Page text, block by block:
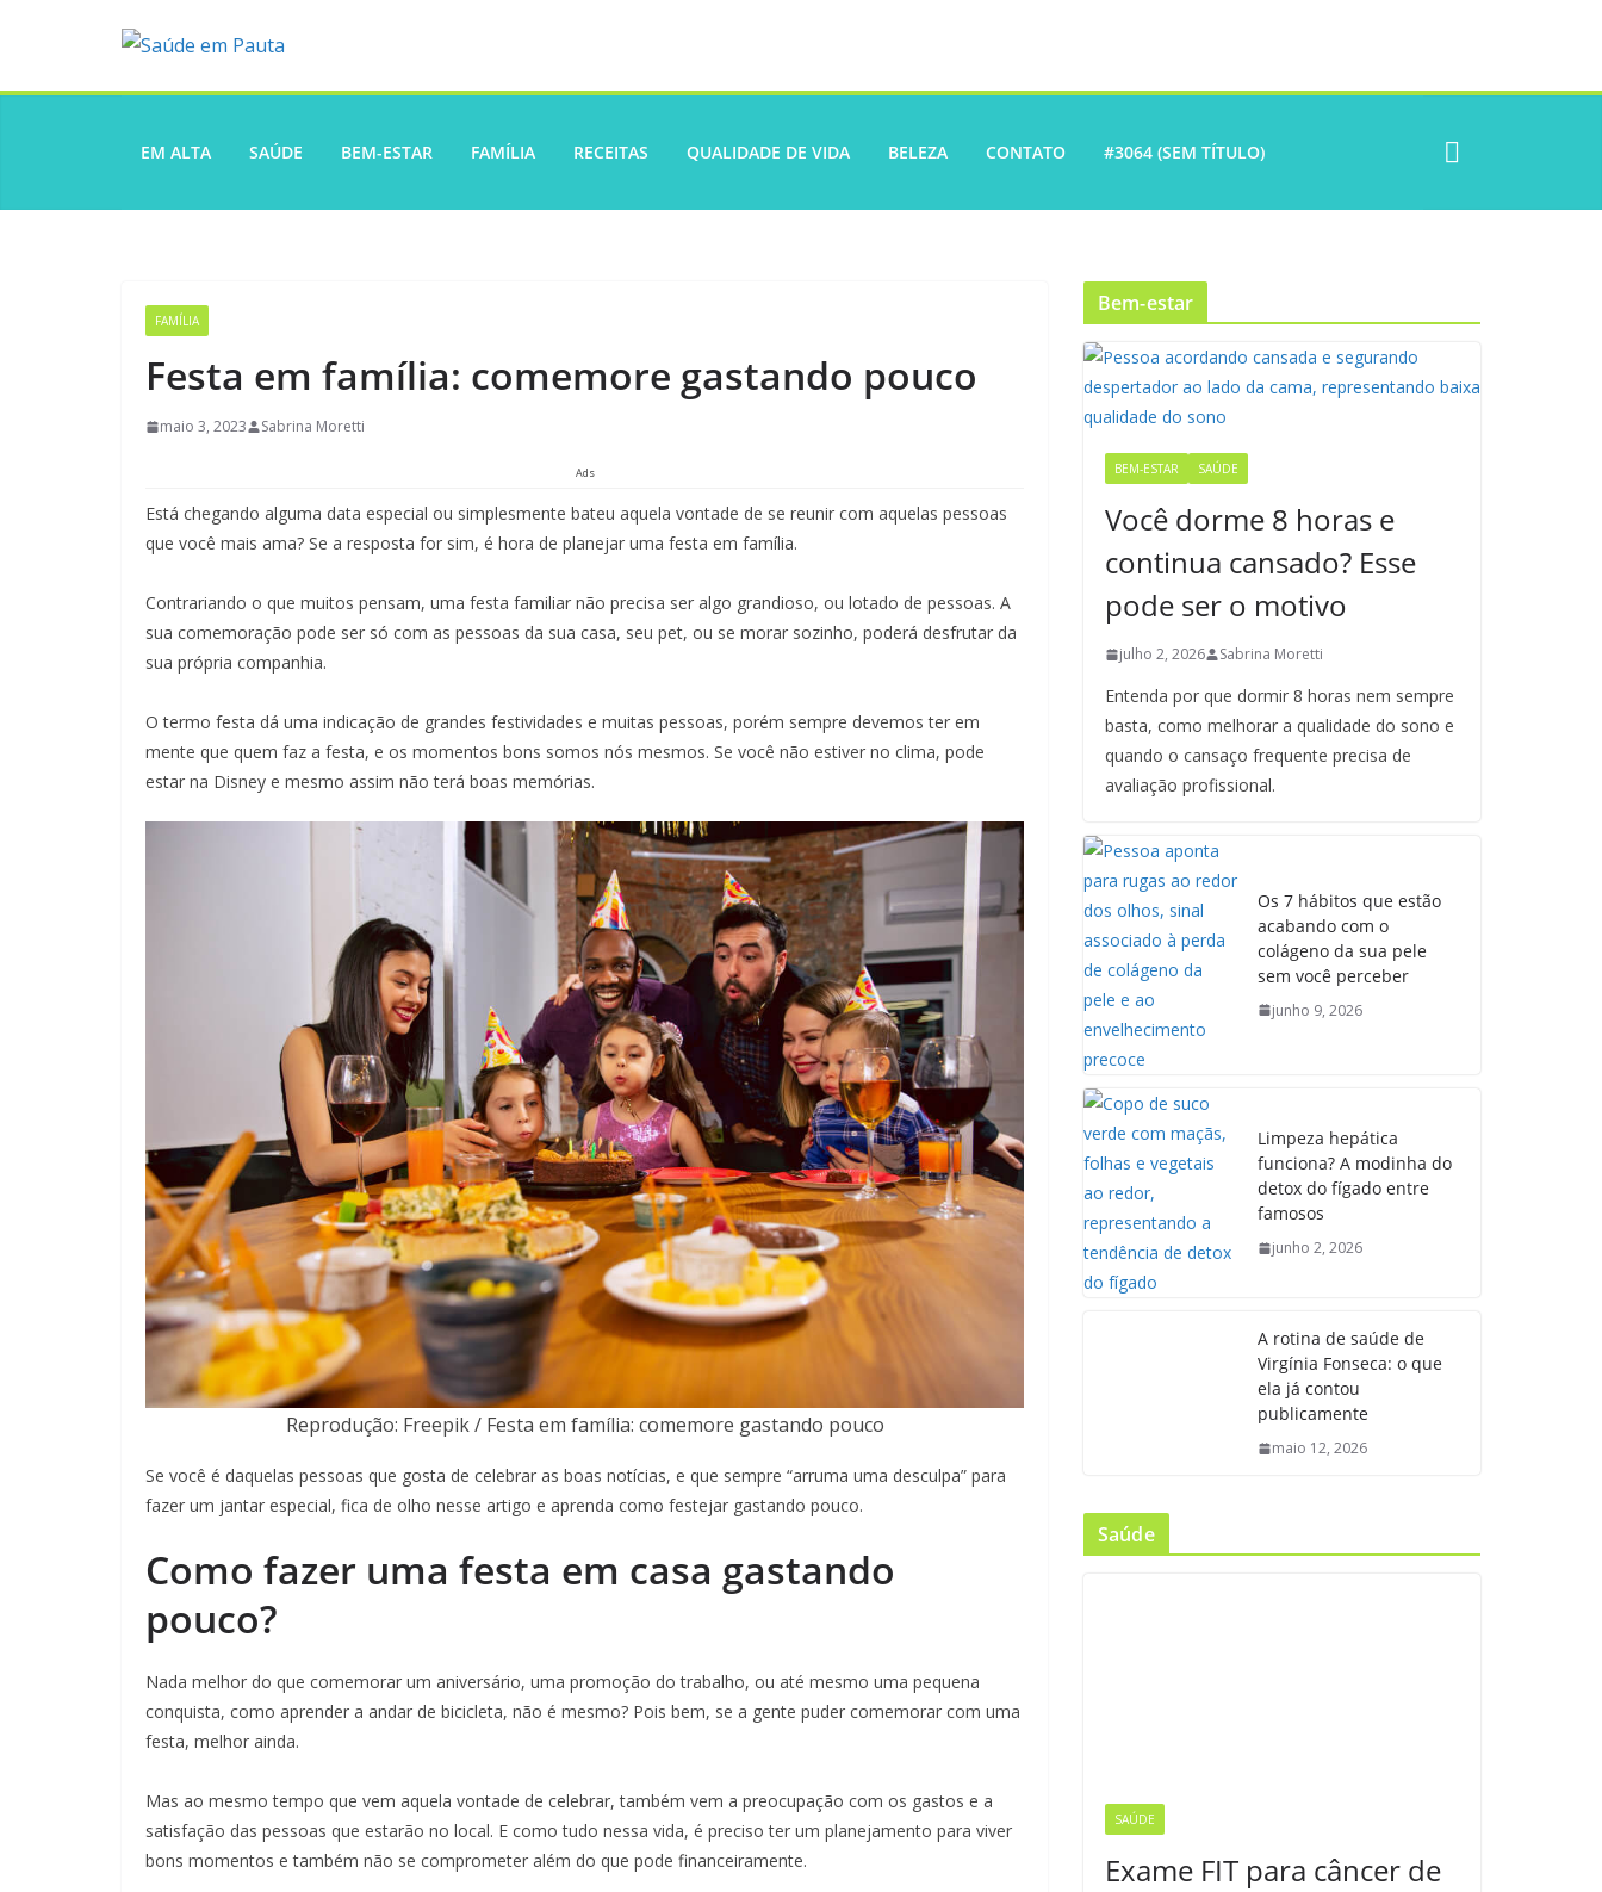
EM ALTA SAÚDE BEM-ESTAR FAMÍLIA RECEITAS QUALIDADE DE VIDA BELEZA CONTATO #3064 (SEM TÍTULO)
FAMÍLIA
Festa em família: comemore gastando pouco
maio 3, 2023 Sabrina Moretti
Ads
Está chegando alguma data especial ou simplesmente bateu aquela vontade de se reunir com aquelas pessoas
que você mais ama? Se a resposta for sim, é hora de planejar uma festa em família.
Contrariando o que muitos pensam, uma festa familiar não precisa ser algo grandioso, ou lotado de pessoas. A
sua comemoração pode ser só com as pessoas da sua casa, seu pet, ou se morar sozinho, poderá desfrutar da
sua própria companhia.
O termo festa dá uma indicação de grandes festividades e muitas pessoas, porém sempre devemos ter em
mente que quem faz a festa, e os momentos bons somos nós mesmos. Se você não estiver no clima, pode
estar na Disney e mesmo assim não terá boas memórias.
Reprodução: Freepik / Festa em família: comemore gastando pouco
Se você é daquelas pessoas que gosta de celebrar as boas notícias, e que sempre “arruma uma desculpa” para
fazer um jantar especial, fica de olho nesse artigo e aprenda como festejar gastando pouco.
Como fazer uma festa em casa gastando
pouco?
Nada melhor do que comemorar um aniversário, uma promoção do trabalho, ou até mesmo uma pequena
conquista, como aprender a andar de bicicleta, não é mesmo? Pois bem, se a gente puder comemorar com uma
festa, melhor ainda.
Mas ao mesmo tempo que vem aquela vontade de celebrar, também vem a preocupação com os gastos e a
satisfação das pessoas que estarão no local. E como tudo nessa vida, é preciso ter um planejamento para viver
bons momentos e também não se comprometer além do que pode financeiramente.
Bem-estar
BEM-ESTAR SAÚDE
Você dorme 8 horas e
continua cansado? Esse
pode ser o motivo
julho 2, 2026 Sabrina Moretti
Entenda por que dormir 8 horas nem sempre
basta, como melhorar a qualidade do sono e
quando o cansaço frequente precisa de
avaliação profissional.
Os 7 hábitos que estão
acabando com o
colágeno da sua pele
sem você perceber
junho 9, 2026
Limpeza hepática
funciona? A modinha do
detox do fígado entre
famosos
junho 2, 2026
A rotina de saúde de
Virgínia Fonseca: o que
ela já contou
publicamente
maio 12, 2026
Saúde
SAÚDE
Exame FIT para câncer de